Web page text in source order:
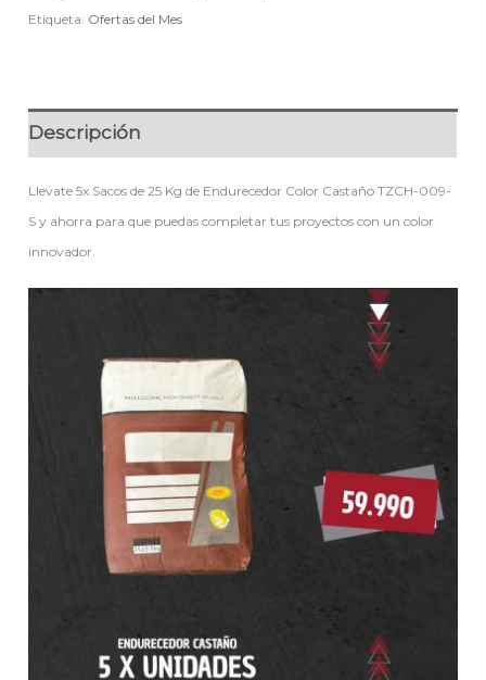
Etiqueta: Ofertas del Mes
Descripción
Llevate 5x Sacos de 25 Kg de Endurecedor Color Castaño TZCH-009-
S y ahorra para que puedas completar tus proyectos con un color
innovador.